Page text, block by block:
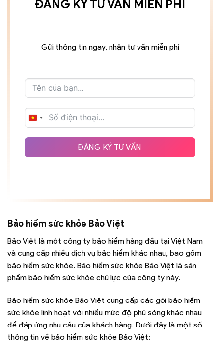
ĐĂNG KÝ TƯ VẤN MIỄN PHÍ
Gửi thông tin ngay, nhận tư vấn miễn phí
VIETNAM
ĐĂNG KÝ TƯ VẤN
Bảo hiểm sức khỏe Bảo Việt
Bảo Việt là một công ty bảo hiểm hàng đầu tại Việt Nam
và cung cấp nhiều dịch vụ bảo hiểm khác nhau, bao gồm
bảo hiểm sức khỏe. Bảo hiểm sức khỏe Bảo Việt là sản
phẩm bảo hiểm sức khỏe chủ lực của công ty này.
Bảo hiểm sức khỏe Bảo Việt cung cấp các gói bảo hiểm
sức khỏe linh hoạt với nhiều mức độ phủ sóng khác nhau
để đáp ứng nhu cầu của khách hàng. Dưới đây là một số
thông tin về bảo hiểm sức khỏe Bảo Việt: